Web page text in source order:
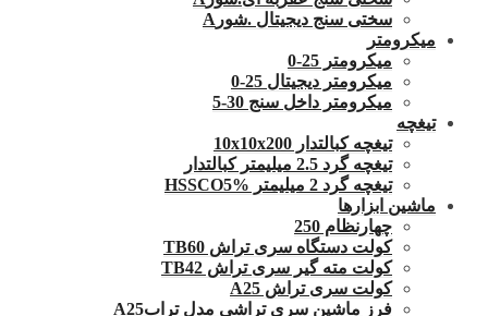
سختی سنج دیجیتال .شورA
میکرومتر
میکرومتر 25-0
میکرومتر دیجیتال 25-0
میکرومتر داخل سنج 30-5
تیغچه
تیغچه کبالتدار 10x10x200
تیغچه گرد 2.5 میلیمتر کبالتدار
تیغچه گرد 2 میلیمتر HSSCO5%
ماشین ابزارها
چهارنظام 250
کولت دستگاه سری تراش TB60
کولت مته گیر سری تراش TB42
کولت سری تراش A25
فرز ماشین سری تراشی مدل ترابA25